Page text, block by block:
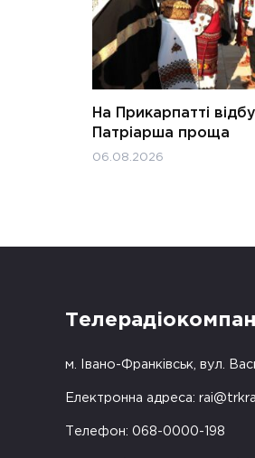
На Прикарпатті
Патріарша проща
06.08.2026
м. Івано-Франківськ, вул.
Електронна адреса:
Телефон: 068-0000-198